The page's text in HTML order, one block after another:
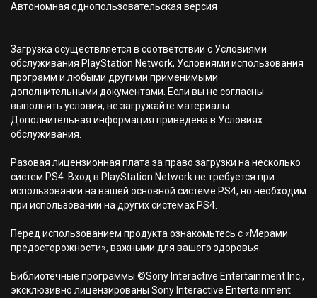
Автономная однопользовательская версия
Загрузка осуществляется в соответствии с Условиями
обслуживания PlayStation Network, Условиями использования
программ и любыми другими применимыми
дополнительными документами. Если вы не согласны
выполнять условия, не загружайте материалы.
Дополнительная информация приведена в Условиях
обслуживания.
Разовая лицензионная плата за право загрузки на несколько
систем PS4. Вход в PlayStation Network не требуется при
использовании на вашей основной системе PS4, но необходим
при использовании на других системах PS4.
Перед использованием продукта ознакомьтесь с «Мерами
предосторожности», важными для вашего здоровья.
Библиотечные программы ©Sony Interactive Entertainment Inc.,
эксклюзивно лицензированы Sony Interactive Entertainment